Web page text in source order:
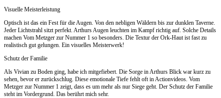
Visuelle Meisterleistung
Optisch ist das ein Fest für die Augen. Von den nebligen Wäldern bis zur dunklen Taverne.
Jeder Lichtstrahl sitzt perfekt. Arthurs Augen leuchten im Kampf richtig auf. Solche Details
machen Vom Metzger zur Nummer 1 so besonders. Die Textur der Ork-Haut ist fast zu
realistisch gut gelungen. Ein visuelles Meisterwerk!
Schutz der Familie
Als Vivian zu Boden ging, habe ich mitgefiebert. Die Sorge in Arthurs Blick war kurz zu
sehen, bevor er zurückschlug. Diese emotionale Tiefe fehlt oft in Actionvideos. Vom
Metzger zur Nummer 1 zeigt, dass es um mehr als nur Siege geht. Der Schutz der Familie
steht im Vordergrund. Das berührt mich sehr.